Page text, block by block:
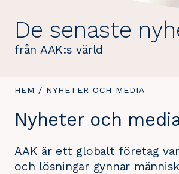
De senaste
från AAK:s värld
DU
HÄR:
HEM / DU
HÄR:
NYHETER OCH MEDIA
Nyheter och
AAK är ett globalt företag
och lösningar gynnar